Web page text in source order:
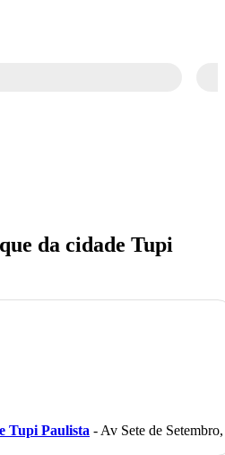
da cidade Tupi
Tupi Paulista - Av Sete de Setembro,